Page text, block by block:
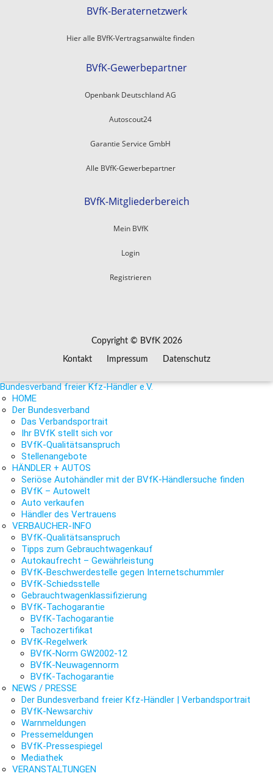
BVfK-Beraternetzwerk
Hier alle BVfK-Vertragsanwälte finden
BVfK-Gewerbepartner
Openbank Deutschland AG
Autoscout24
Garantie Service GmbH
Alle BVfK-Gewerbepartner
BVfK-Mitgliederbereich
Mein BVfK
Login
Registrieren
Copyright © BVfK 2026
Kontakt Impressum Datenschutz
Bundesverband freier Kfz-Händler e.V.
HOME
Der Bundesverband
Das Verbandsportrait
Ihr BVfK stellt sich vor
BVfK-Qualitätsanspruch
Stellenangebote
HÄNDLER + AUTOS
Seriöse Autohändler mit der BVfK-Händlersuche finden
BVfK – Autowelt
Auto verkaufen
Händler des Vertrauens
VERBAUCHER-INFO
BVfK-Qualitätsanspruch
Tipps zum Gebrauchtwagenkauf
Autokaufrecht – Gewährleistung
BVfK-Beschwerdestelle gegen Internetschummler
BVfK-Schiedsstelle
Gebrauchtwagenklassifizierung
BVfK-Tachogarantie
BVfK-Tachogarantie
Tachozertifikat
BVfK-Regelwerk
BVfK-Norm GW2002-12
BVfK-Neuwagennorm
BVfK-Tachogarantie
NEWS / PRESSE
Der Bundesverband freier Kfz-Händler | Verbandsportrait
BVfK-Newsarchiv
Warnmeldungen
Pressemeldungen
BVfK-Pressespiegel
Mediathek
VERANSTALTUNGEN